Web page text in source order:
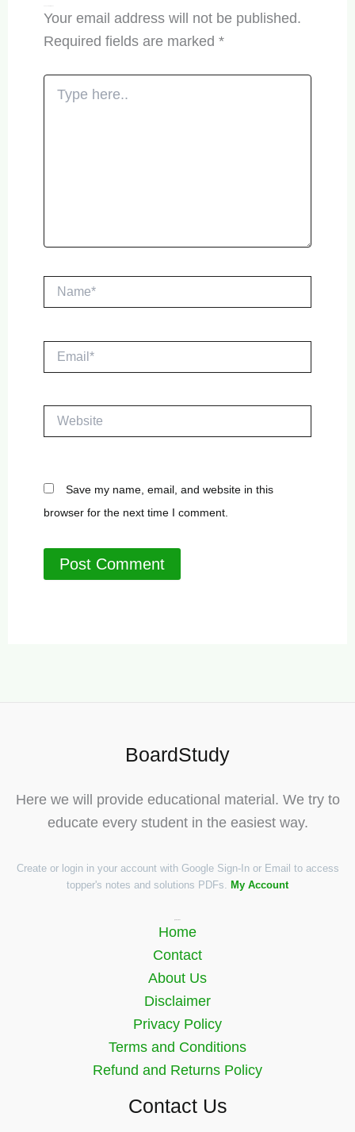
Your email address will not be published.
Required fields are marked *
Type
here..
Name*
Website
Save my name, email, and website in this
browser for the next time I comment.
BoardStudy
Here we will provide educational material. We try to
educate every student in the easiest way.
Create or login in your account with Google Sign-In or Email to access
topper's notes and solutions PDFs.
My Account
Home
Contact
About Us
Disclaimer
Privacy Policy
Terms and Conditions
Refund and Returns Policy
Contact Us